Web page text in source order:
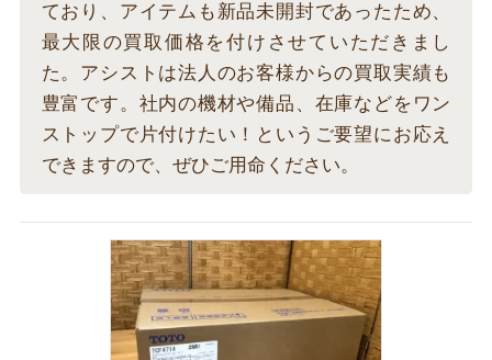
ており、アイテムも新品未開封であったため、
最大限の買取価格を付けさせていただきまし
た。アシストは法人のお客様からの買取実績も
豊富です。社内の機材や備品、在庫などをワン
ストップで片付けたい！というご要望にお応え
できますので、ぜひご用命ください。